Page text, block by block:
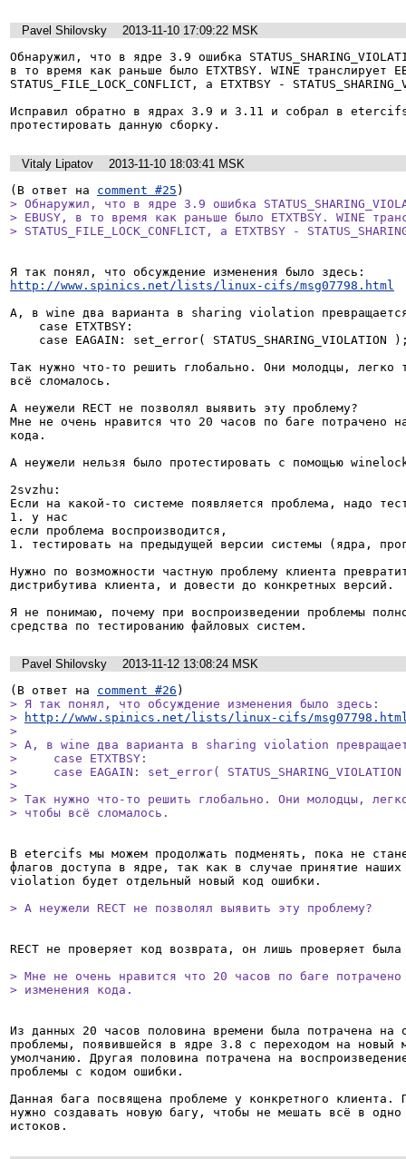
Pavel Shilovsky
2013-11-10 17:09:22 MSK
Обнаружил, что в ядре 3.9 ошибка
в то время как раньше было ETXTBSY. WINE транслирует
STATUS_FILE_LOCK_CONFLICT, а ETXTBSY -
Исправил обратно в ядрах 3.9 и 3.11 и собрал в
протестировать данную сборку.
Vitaly Lipatov
2013-11-10 18:03:41 MSK
(В ответ на comment #25
> Обнаружил, что в ядре 3.9 ошибка
> EBUSY, в то время как раньше было ETXTBSY. WINE
> STATUS_FILE_LOCK_CONFLICT, а ETXTBSY -
http://www.spinics.net/lists/linux-cifs/msg07798.html
А, в wine два варианта в sharing violation
Так нужно что-то решить глобально. Они молодцы, легко
всё сломалось.
А неужели RECT не позволял выявить эту проблему?
Мне не очень нравится что 20 часов по баге потрачено
кода.
А неужели нельзя было протестировать с помощью
2svzhu:
Если на какой-то системе появляется проблема, надо
1. у нас
если проблема воспроизводится,
1. тестировать на предыдущей версии системы (ядра,
Нужно по возможности частную проблему клиента
дистрибутива клиента, и довести до конкретных версий.
Я не понимаю, почему при воспроизведении проблемы
средства по тестированию файловых систем.
Pavel Shilovsky
2013-11-12 13:08:24 MSK
(В ответ на comment #26
> Я так понял, что обсуждение изменения было здесь:
>
http://www.spinics.net/lists/linux-cifs/
>
> А, в wine два варианта в sharing violation
>     case ETXTBSY:
>     case EAGAIN: set_error(
>
> Так нужно что-то решить глобально. Они молодцы,
> чтобы всё сломалось.
В etercifs мы можем продолжать подменять, пока не
флагов доступа в ядре, так как в случае принятие
violation будет отдельный новый код ошибки.
> А неужели RECT не позволял выявить эту проблему?
RECT не проверяет код возврата, он лишь проверяет
> Мне не очень нравится что 20 часов по баге
> изменения кода.
Из данных 20 часов половина времени была потрачена на
проблемы, появившейся в ядре 3.8 с переходом на новый
умолчанию. Другая половина потрачена на
проблемы с кодом ошибки.
Данная бага посвящена проблеме у конкретного клиента.
нужно создавать новую багу, чтобы не мешать всё в
истоков.